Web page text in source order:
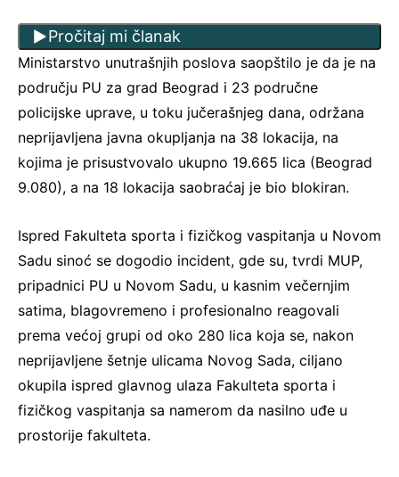
Pročitaj mi članak
Ministarstvo unutrašnjih poslova saopštilo je da je na
području PU za grad Beograd i 23 područne
policijske uprave, u toku jučerašnjeg dana, održana
neprijavlјena javna okuplјanja na 38 lokacija, na
kojima je prisustvovalo ukupno 19.665 lica (Beograd
9.080), a na 18 lokacija saobraćaj je bio blokiran.
Ispred Fakulteta sporta i fizičkog vaspitanja u Novom
Sadu sinoć se dogodio incident, gde su, tvrdi MUP,
pripadnici PU u Novom Sadu, u kasnim večernjim
satima, blagovremeno i profesionalno reagovali
prema većoj grupi od oko 280 lica koja se, nakon
neprijavlјene šetnje ulicama Novog Sada, cilјano
okupila ispred glavnog ulaza Fakulteta sporta i
fizičkog vaspitanja sa namerom da nasilno uđe u
prostorije fakulteta.